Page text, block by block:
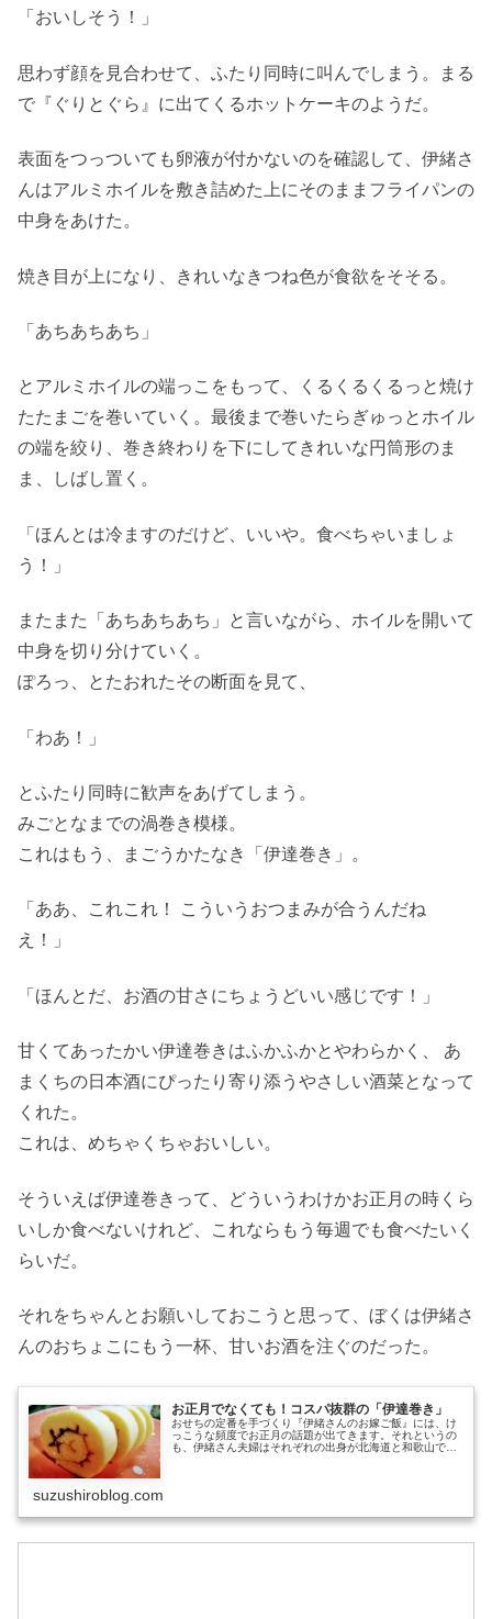
「おいしそう！」
思わず顔を見合わせて、ふたり同時に叫んでしまう。まる
で『ぐりとぐら』に出てくるホットケーキのようだ。
表面をつっついても卵液が付かないのを確認して、伊緒さ
んはアルミホイルを敷き詰めた上にそのままフライパンの
中身をあけた。
焼き目が上になり、きれいなきつね色が食欲をそそる。
「あちあちあち」
とアルミホイルの端っこをもって、くるくるくるっと焼け
たたまごを巻いていく。最後まで巻いたらぎゅっとホイル
の端を絞り、巻き終わりを下にしてきれいな円筒形のま
ま、しばし置く。
「ほんとは冷ますのだけど、いいや。食べちゃいましょ
う！」
またまた「あちあちあち」と言いながら、ホイルを開いて
中身を切り分けていく。
ぽろっ、とたおれたその断面を見て、
「わあ！」
とふたり同時に歓声をあげてしまう。
みごとなまでの渦巻き模様。
これはもう、まごうかたなき「伊達巻き」。
「ああ、これこれ！ こういうおつまみが合うんだね
え！」
「ほんとだ、お酒の甘さにちょうどいい感じです！」
甘くてあったかい伊達巻きはふかふかとやわらかく、 あ
まくちの日本酒にぴったり寄り添うやさしい酒菜となって
くれた。
これは、めちゃくちゃおいしい。
そういえば伊達巻きって、どういうわけかお正月の時くら
いしか食べないけれど、これならもう毎週でも食べたいく
らいだ。
それをちゃんとお願いしておこうと思って、ぼくは伊緒さ
んのおちょこにもう一杯、甘いお酒を注ぐのだった。
お正月でなくても！コスパ抜群の「伊達巻き」
おせちの定番を手づくり『伊緒さんのお嫁ご飯』には、け
っこうな頻度でお正月の話題が出てきます。それというの
も、伊緒さん夫婦はそれぞれの出身が北海道と和歌山で、
が、なか………………～続きを読む～
suzushiroblog.com